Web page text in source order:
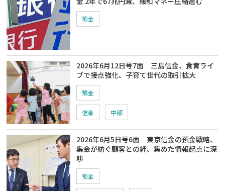
預金
2026年6月12日号7面 三島信金、食育ライ
ブで接点強化、子育て世代の取引拡大
預金
信金 中部
2026年6月5日号6面 東京信金の預金戦略、
集金が紡ぐ顧客との絆、集めた情報起点に深
耕
預金